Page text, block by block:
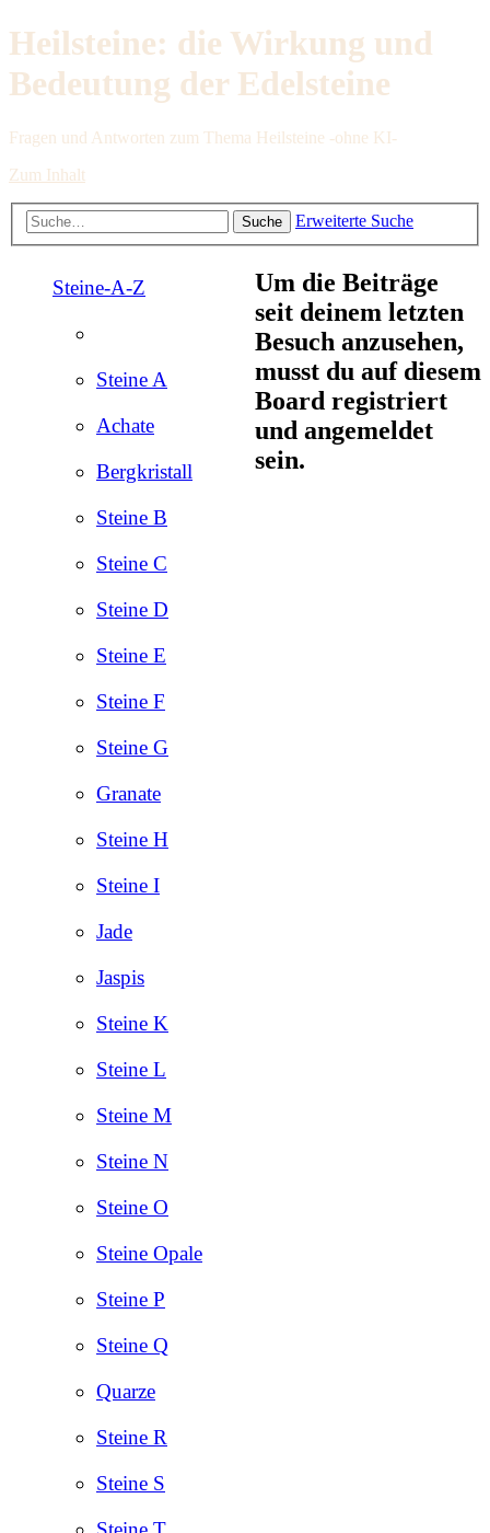
Heilsteine: die Wirkung und
Bedeutung der Edelsteine
Fragen und Antworten zum Thema Heilsteine -ohne KI-
Zum Inhalt
Suche Erweiterte Suche
Steine-A-Z
Steine A
Achate
Bergkristall
Steine B
Steine C
Steine D
Steine E
Steine F
Steine G
Granate
Steine H
Steine I
Jade
Jaspis
Steine K
Steine L
Steine M
Steine N
Steine O
Steine Opale
Steine P
Steine Q
Quarze
Steine R
Steine S
Um die Beiträge
seit deinem letzten
Besuch anzusehen,
musst du auf diesem
Board registriert
und angemeldet
sein.